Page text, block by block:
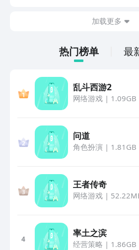
加载更多
热门榜单 最
乱斗西游2
网络游戏| 1.09GB
问道
角色扮演 | 1.81GB
王者传奇
网络游戏|
4
率土之滨
经营策略 | 1.86GB